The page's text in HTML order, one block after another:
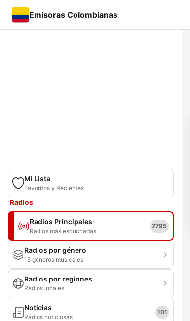
Emisoras Colombianas
Mi Lista
Favoritos y Recientes
Radios
Radios Principales
Radios más escuchadas
2795
Radios por género
15 géneros musicales
Radios por regiones
Radios locales
Noticias
Radios noticiosas
101